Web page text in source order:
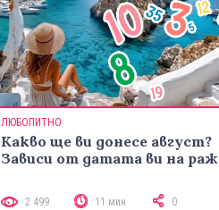
ЛЮБОПИТНО
Какво ще ви донесе август?
Зависи от датата ви на
2 499 11 мин 0